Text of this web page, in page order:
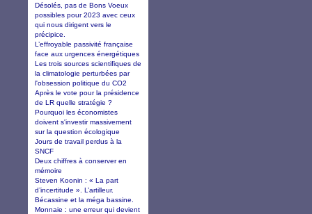
Désolés, pas de Bons Voeux
possibles pour 2023 avec ceux
qui nous dirigent vers le
précipice.
L’effroyable passivité française
face aux urgences énergétiques
Les trois sources scientifiques de
la climatologie perturbées par
l'obsession politique du CO2
Après le vote pour la présidence
de LR quelle stratégie ?
Pourquoi les économistes
doivent s'investir massivement
sur la question écologique
Jours de travail perdus à la
SNCF
Deux chiffres à conserver en
mémoire
Steven Koonin : « La part
d’incertitude ». L’artilleur.
Bécassine et la méga bassine.
Monnaie : une erreur qui devient